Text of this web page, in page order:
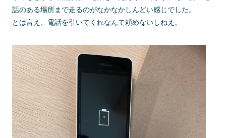
話のある場所まで走るのがなかなかしんどい感じでした。
とは言え、電話を引いてくれなんて頼めないしねえ。